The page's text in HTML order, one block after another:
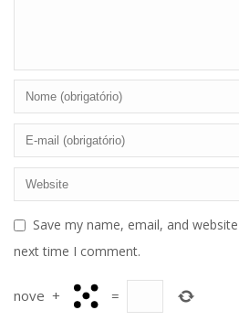
Save my name, email, and
next time I comment.
nove + =